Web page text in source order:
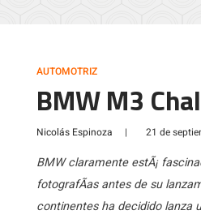
AUTOMOTRIZ
BMW M3
Nicolás Espinoza | 21 de
BMW claramente estÃ¡
fotografÃ­as antes de su
continentes ha decidido lanza